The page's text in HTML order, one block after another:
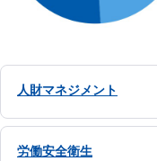
人財マネジメント
労働安全衛生